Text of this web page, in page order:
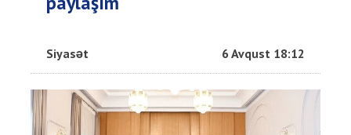
Siyasət 6 Avqust 18:12